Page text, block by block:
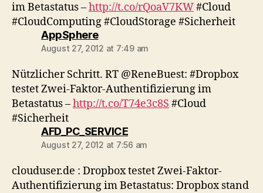
im Betastatus –http://t.co/rQoaV7KW#Cloud
#CloudComputing #CloudStorage #Sicherheit
AppSpheresays:
August 27, 2012 at 7:49 am
Nützlicher Schritt. RT @ReneBuest: #Dropbox
testet Zwei-Faktor-Authentifizierung im
Betastatus –http://t.co/T74e3c8S #Cloud
#Sicherheit
AFD_PC_SERVICEsays:
August 27, 2012 at 7:56 am
clouduser.de : Dropbox testet Zwei-Faktor-
Authentifizierung im Betastatus: Dropbox stand